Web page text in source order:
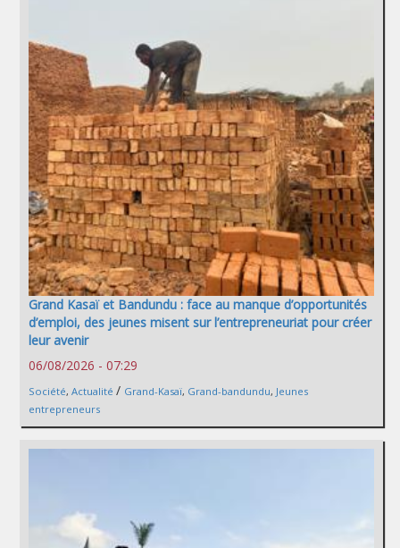
Grand Kasaï et Bandundu : face au manque d’opportunités
d’emploi, des jeunes misent sur l’entrepreneuriat pour créer
leur avenir
06/08/2026 - 07:29
Société, Actualité / Grand-Kasaï, Grand-bandundu, Jeunes
entrepreneurs